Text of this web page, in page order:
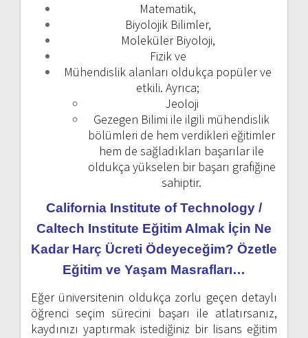
Matematik,
Biyolojik Bilimler,
Moleküler Biyoloji,
Fizik ve
Mühendislik alanları oldukça popüler ve
etkili. Ayrıca;
Jeoloji
Gezegen Bilimi ile ilgili mühendislik
bölümleri de hem verdikleri eğitimler
hem de sağladıkları başarılar ile
oldukça yükselen bir başarı grafiğine
sahiptir.
California Institute of Technology /
Caltech Institute Eğitim Almak İçin Ne
Kadar Harç Ücreti Ödeyeceğim? Özetle
Eğitim ve Yaşam Masrafları…
Eğer üniversitenin oldukça zorlu geçen detaylı
öğrenci seçim sürecini başarı ile atlatırsanız,
kaydınızı yaptırmak istediğiniz bir lisans eğitim